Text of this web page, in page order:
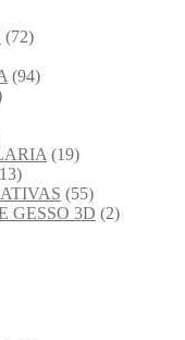
(72)
(94)
(19)
(55)
GESSO 3D (2)